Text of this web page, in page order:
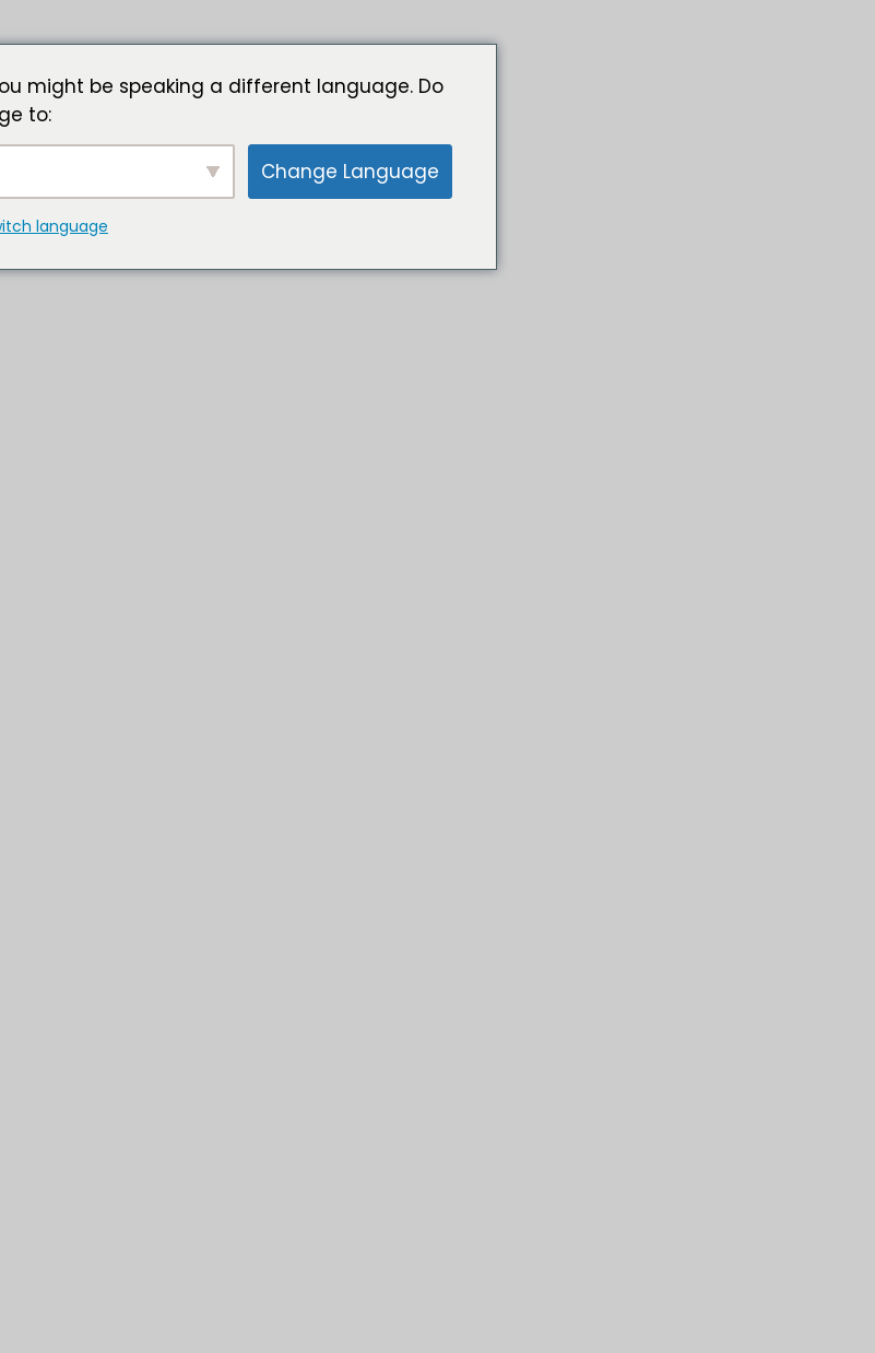
might be speaking a different language. Do
to:
Change Language
language